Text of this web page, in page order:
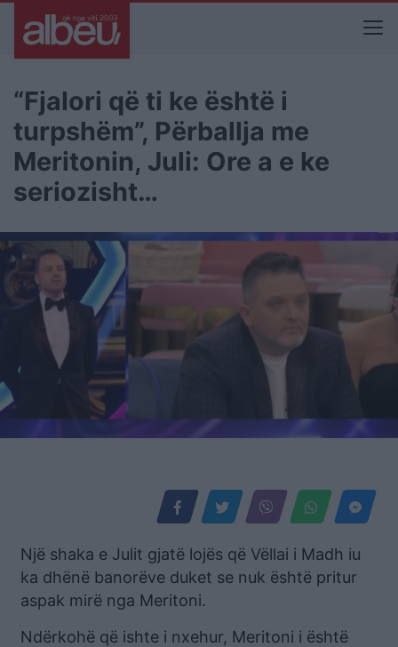
“Fjalori që ti ke është i
turpshëm”, Përballja me
Meritonin, Juli: Ore a e ke
seriozisht…
Një shaka e Julit gjatë lojës që Vëllai i Madh iu
ka dhënë banorëve duket se nuk është pritur
aspak mirë nga Meritoni.
Ndërkohë që ishte i nxehur, Meritoni i është